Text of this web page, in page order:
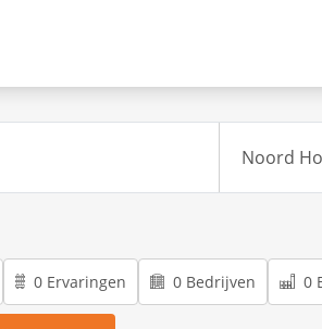
0 Ervaringen 0 Bedrijven 0